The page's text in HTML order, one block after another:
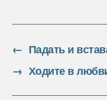
← Падать и
→ Ходите в